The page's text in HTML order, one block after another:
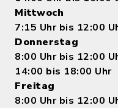
Mittwoch
7:15 Uhr bis 12:00
Donnerstag
8:00 Uhr bis 12:00
14:00 bis 18:00 Uhr
Freitag
8:00 Uhr bis 12:00